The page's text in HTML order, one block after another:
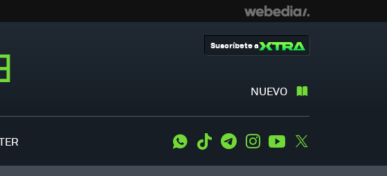
NUEVO
Suscríbete a
WhatsApp
Tiktok TelegramInstagramYoutube